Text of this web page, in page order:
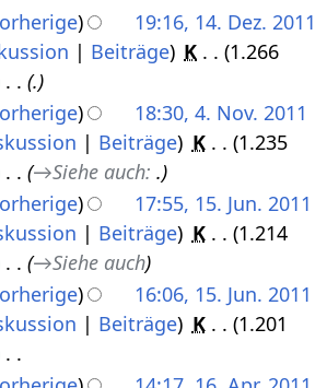
19:16, 14. Dez. 2011
Beiträge K
1.266
.
18:30, 4. Nov. 2011
Beiträge K
1.235
→Siehe auch: .
17:55, 15. Jun. 2011
Beiträge K
1.214
→Siehe auch
16:06, 15. Jun. 2011
Beiträge K
1.201